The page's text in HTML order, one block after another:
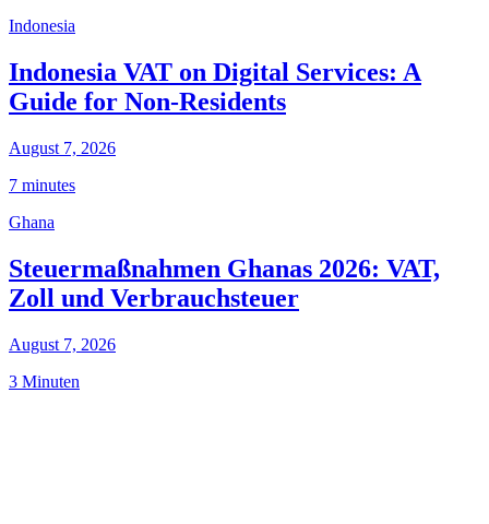
Indonesia
Indonesia VAT on Digital Services: A
Guide for Non-Residents
August 7, 2026
7 minutes
Ghana
Steuermaßnahmen Ghanas 2026: VAT,
Zoll und Verbrauchsteuer
August 7, 2026
3 Minuten